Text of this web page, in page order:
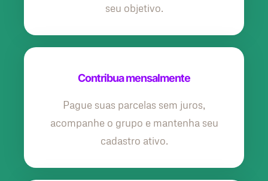
seu objetivo.
Contribua mensalmente
Pague suas parcelas sem juros,
acompanhe o grupo e mantenha seu
cadastro ativo.